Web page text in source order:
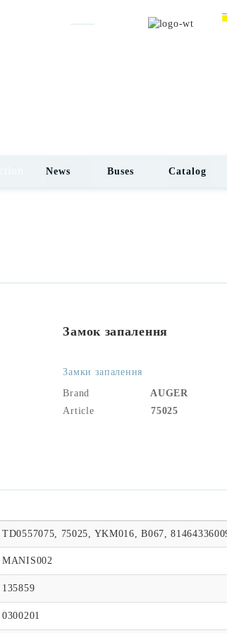
News Buses Catalog
Замок запалення
Замки запалення
Brand
AUGER
Article
75025
TD0557075, 75025, YKM016, B067,
MANIS002
135859
0300201